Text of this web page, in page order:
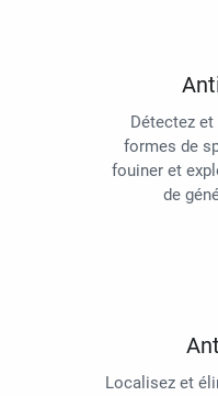
Détectez
formes de
fouiner et
de
Localisez et